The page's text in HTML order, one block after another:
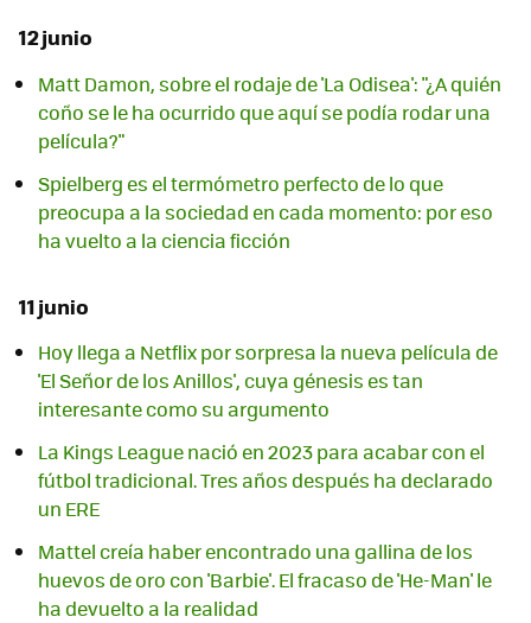
12 junio
Matt Damon, sobre el rodaje de 'La Odisea': "¿A quién
coño se le ha ocurrido que aquí se podía rodar una
película?"
Spielberg es el termómetro perfecto de lo que
preocupa a la sociedad en cada momento: por eso
ha vuelto a la ciencia ficción
11 junio
Hoy llega a Netflix por sorpresa la nueva película de
'El Señor de los Anillos', cuya génesis es tan
interesante como su argumento
La Kings League nació en 2023 para acabar con el
fútbol tradicional. Tres años después ha declarado
un ERE
Mattel creía haber encontrado una gallina de los
huevos de oro con 'Barbie'. El fracaso de 'He-Man' le
ha devuelto a la realidad